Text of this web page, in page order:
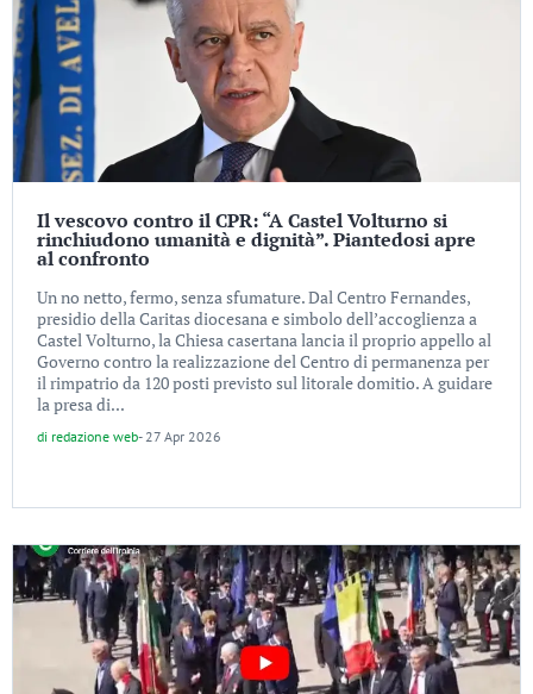
Il vescovo contro il CPR: “A Castel Volturno si
rinchiudono umanità e dignità”. Piantedosi apre
al confronto
Un no netto, fermo, senza sfumature. Dal Centro Fernandes,
presidio della Caritas diocesana e simbolo dell’accoglienza a
Castel Volturno, la Chiesa casertana lancia il proprio appello al
Governo contro la realizzazione del Centro di permanenza per
il rimpatrio da 120 posti previsto sul litorale domitio. A guidare
la presa di...
di redazione web- 27 Apr 2026